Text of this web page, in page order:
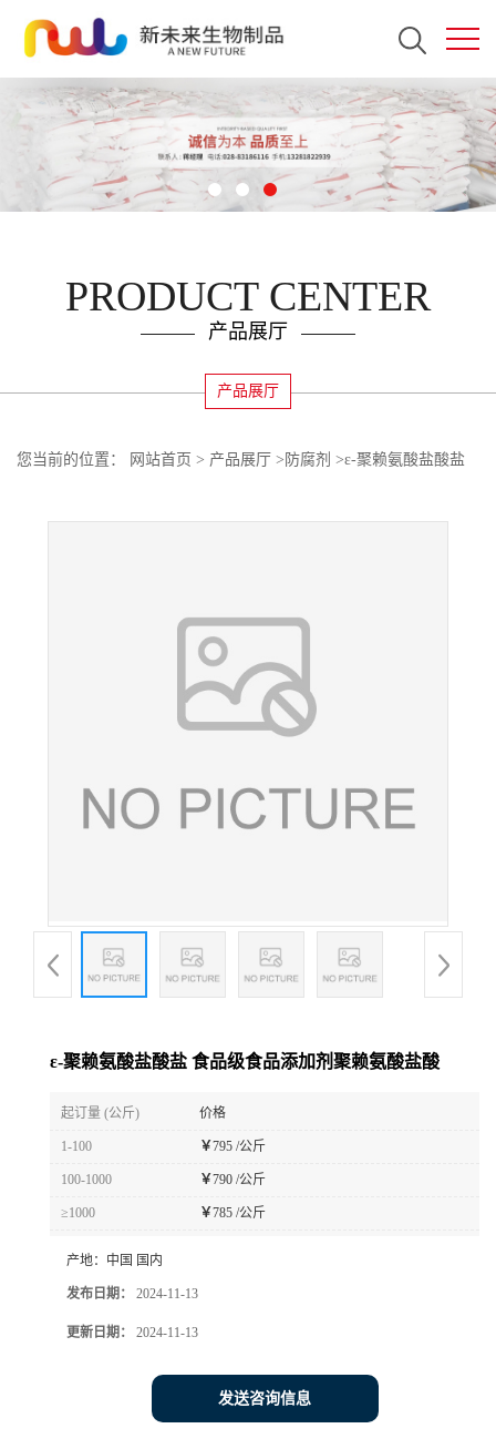
PRODUCT CENTER
产品展厅
产品展厅
您当前的位置： 网站首页 > 产品展厅 > 防腐剂 >ε-聚赖氨酸盐酸盐
ε-聚赖氨酸盐酸盐 食品级食品添加剂聚赖氨酸盐酸
起订量 (公斤) 价格
1-100 ￥795 /公斤
100-1000 ￥790 /公斤
≥1000 ￥785 /公斤
产地： 中国 国内
发布日期： 2024-11-13
更新日期： 2024-11-13
发送咨询信息